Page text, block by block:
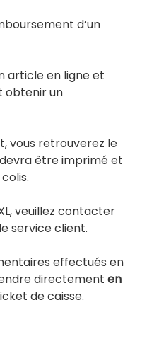
d’un
article en ligne et
obtenir un
vous retrouverez le
être imprimé et
veuillez contacter
service client.
effectués en
directement en
de caisse.